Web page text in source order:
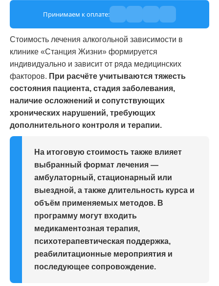
Принимаем к оплате:
Стоимость лечения алкогольной зависимости в
клинике «Станция Жизни» формируется
индивидуально и зависит от ряда медицинских
факторов. При расчёте учитываются тяжесть
состояния пациента, стадия заболевания,
наличие осложнений и сопутствующих
хронических нарушений, требующих
дополнительного контроля и терапии.
На итоговую стоимость также влияет
выбранный формат лечения —
амбулаторный, стационарный или
выездной, а также длительность курса и
объём применяемых методов. В
программу могут входить
медикаментозная терапия,
психотерапевтическая поддержка,
реабилитационные мероприятия и
последующее сопровождение.